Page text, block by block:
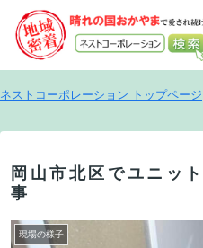
ネストコーポレーション トップページ
岡山市北区でユニッ
事
現場の様子